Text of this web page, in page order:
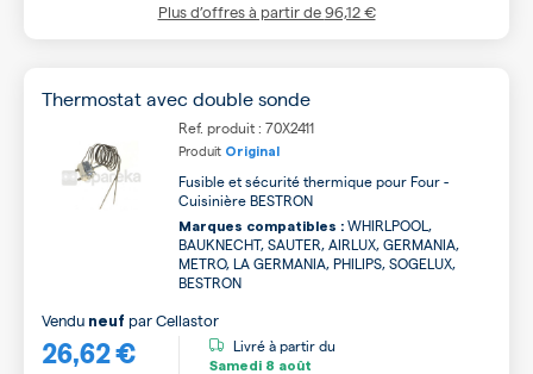
Plus d’offres à partir de96,12 €
Thermostat avec double sonde
Ref. produit : 70X2411
Produit Original
Fusible et sécurité thermique pour Four -
Cuisinière BESTRON
Marques compatibles : WHIRLPOOL,
BAUKNECHT, SAUTER, AIRLUX, GERMANIA,
METRO, LA GERMANIA, PHILIPS, SOGELUX,
BESTRON
26,62 €
Vendu neuf parCellastor
Livré à partir du
Samedi 8 août